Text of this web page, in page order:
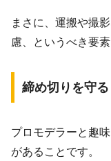
まさに、運搬や撮
慮、というべき要素
締め切りを守る
プロモデラーと趣
があることです。